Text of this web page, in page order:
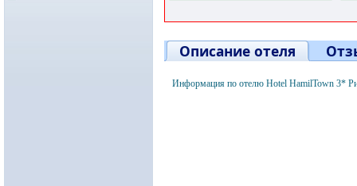
Описание отеля
Информация по отелю Hotel HamilTown 3*